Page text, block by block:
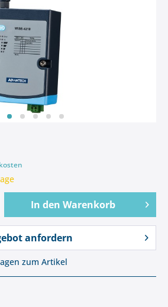
In den Warenkorb
anfordern
zum Artikel